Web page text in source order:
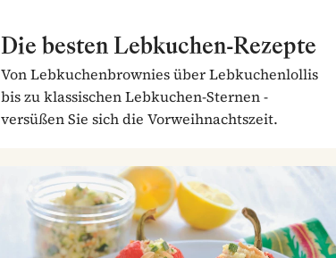
Die besten Lebkuchen-Rezepte
Von Lebkuchenbrownies über Lebkuchenlollis
bis zu klassischen Lebkuchen-Sternen -
versüßen Sie sich die Vorweihnachtszeit.